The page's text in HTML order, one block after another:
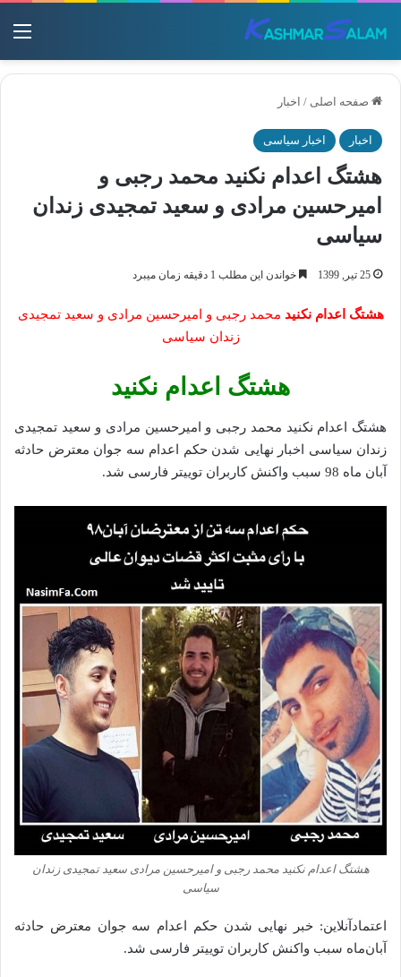
صفحه اصلی / اخبار
اخبار اخبار سیاسی
هشتگ اعدام نکنید محمد رجبی و
امیرحسین مرادی و سعید تمجیدی زندان
سیاسی
25 تیر, 1399 خواندن این مطلب 1 دقیقه زمان میبرد
هشتگ اعدام نکنید محمد رجبی و امیرحسین مرادی و سعید تمجیدی
زندان سیاسی
هشتگ اعدام نکنید
هشتگ اعدام نکنید محمد رجبی و امیرحسین مرادی و سعید تمجیدی
زندان سیاسی اخبار نهایی شدن حکم اعدام سه جوان معترض حادثه
آبان‌ ماه 98 سبب واکنش کاربران توییتر فارسی شد.
هشتگ اعدام نکنید محمد رجبی و امیرحسین مرادی سعید تمجیدی زندان
سیاسی
اعتمادآنلاین: خبر نهایی شدن حکم اعدام سه جوان معترض حادثه
آبان‌ماه سبب واکنش کاربران توییتر فارسی شد.